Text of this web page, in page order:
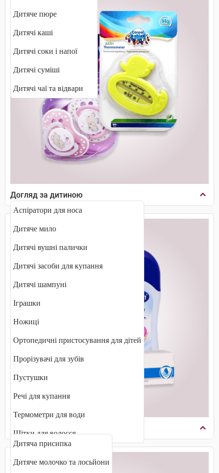
Дитяче пюре
Дитячі каші
Дитячі соки і напої
Дитячі суміші
Дитячі чаї та відвари
Догляд за дитиною
Аспіратори для носа
Дитяче мило
Дитячі вушні палички
Дитячі засоби для купання
Дитячі шампуні
Іграшки
Ножиці
Ортопедичні пристосування для дітей
Прорізувачі для зубів
Пустушки
Речі для купання
Термометри для води
Щітки для волосся
Дитяча присипка
Дитяче молочко та лосьйони